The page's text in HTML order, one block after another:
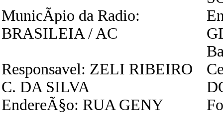
MunicÃ­pio da Radio:
BRASILEIA / AC
Responsavel: ZELI RIBEIRO
C. DA SILVA
EndereÃ§o: RUA GENY